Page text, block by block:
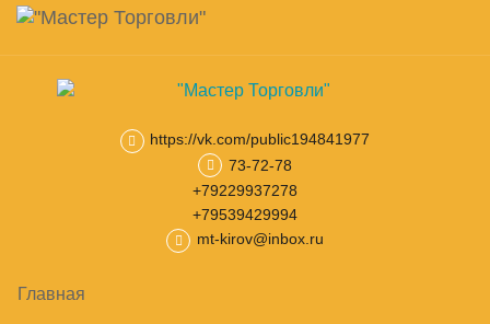
Skip
main
content
Навигация
https://vk.com/public194841977
73-72-78
+79229937278
+79539429994
mt-kirov@inbox.ru
Главная
Корзина
товар(ов)
Кондиционеры Настенные кондиционеры
НАСТЕННЫЕ КОНДИЦИОНЕРЫ